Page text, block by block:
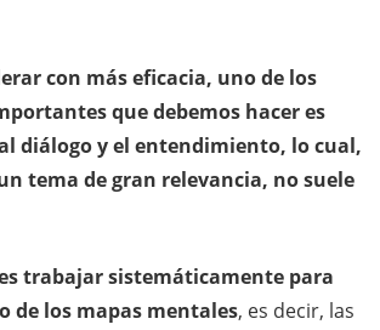
con más eficacia, uno de los
que debemos hacer es
diálogo y el entendimiento, lo cual,
tema de gran relevancia, no suele
trabajar sistemáticamente para
de los mapas mentales, es decir, las